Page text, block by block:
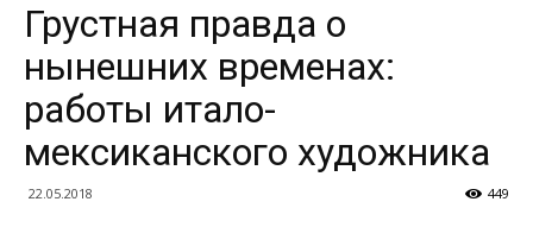
Грустная правда о
нынешних временах:
работы итало-
мексиканского художника
22.05.2018 449